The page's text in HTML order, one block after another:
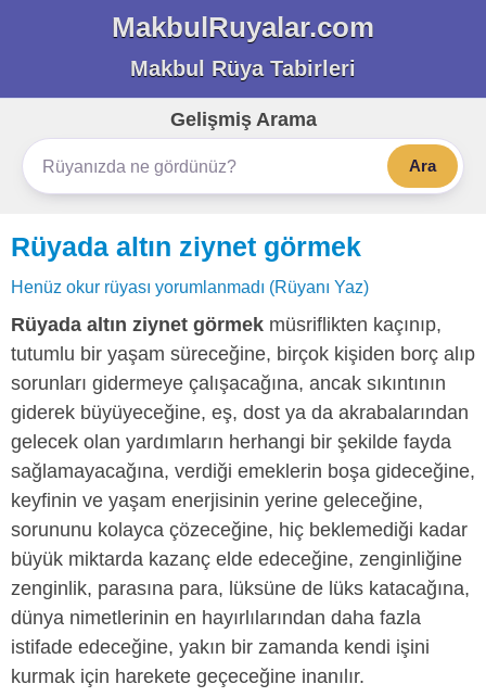
MakbulRuyalar.com
Makbul Rüya Tabirleri
Gelişmiş Arama
Ara
Rüyada altın ziynet görmek
Henüz okur rüyası yorumlanmadı (Rüyanı Yaz)
Rüyada altın ziynet görmek müsriflikten kaçınıp,
tutumlu bir yaşam süreceğine, birçok kişiden borç alıp
sorunları gidermeye çalışacağına, ancak sıkıntının
giderek büyüyeceğine, eş, dost ya da akrabalarından
gelecek olan yardımların herhangi bir şekilde fayda
sağlamayacağına, verdiği emeklerin boşa gideceğine,
keyfinin ve yaşam enerjisinin yerine geleceğine,
sorununu kolayca çözeceğine, hiç beklemediği kadar
büyük miktarda kazanç elde edeceğine, zenginliğine
zenginlik, parasına para, lüksüne de lüks katacağına,
dünya nimetlerinin en hayırlılarından daha fazla
istifade edeceğine, yakın bir zamanda kendi işini
kurmak için harekete geçeceğine inanılır.